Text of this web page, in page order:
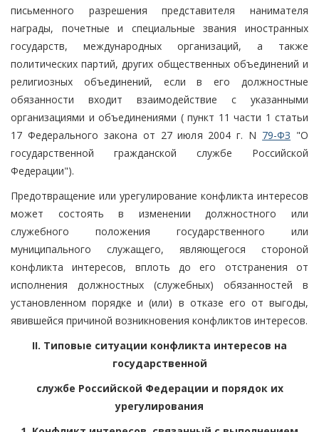
письменного разрешения представителя нанимателя
награды, почетные и специальные звания иностранных
государств, международных организаций, а также
политических партий, других общественных объединений и
религиозных объединений, если в его должностные
обязанности входит взаимодействие с указанными
организациями и объединениями ( пункт 11 части 1 статьи
17 Федерального закона от 27 июля 2004 г. N 79-ФЗ "О
государственной гражданской службе Российской
Федерации").
Предотвращение или урегулирование конфликта интересов
может состоять в изменении должностного или
служебного положения государственного или
муниципального служащего, являющегося стороной
конфликта интересов, вплоть до его отстранения от
исполнения должностных (служебных) обязанностей в
установленном порядке и (или) в отказе его от выгоды,
явившейся причиной возникновения конфликтов интересов.
II. Типовые ситуации конфликта интересов на
государственной
службе Российской Федерации и порядок их
урегулирования